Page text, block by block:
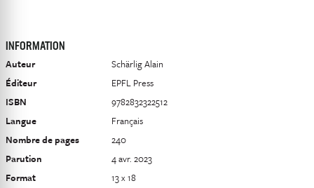
INFORMATION
Auteur
Schärlig Alain
Éditeur
EPFL Press
ISBN
9782832322512
Langue
Français
Nombre de pages
240
Parution
4 avr. 2023
Format
13 x 18